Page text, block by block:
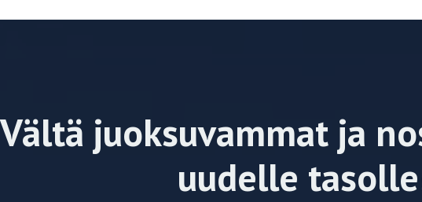
Vältä juoksuvammat ja
uudelle